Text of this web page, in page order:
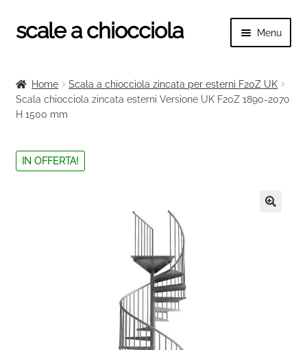
Vai
alla
Vai
al
scale a chiocciola Menu
il
menu
Tutte le scale
Ringhiere e balaustre
menu
Home
Scala a chiocciola zincata per esterni F20Z UK
Scala chiocciola zincata esterni Versione UK F20Z 1890-2070
H 1500 mm
IN OFFERTA!